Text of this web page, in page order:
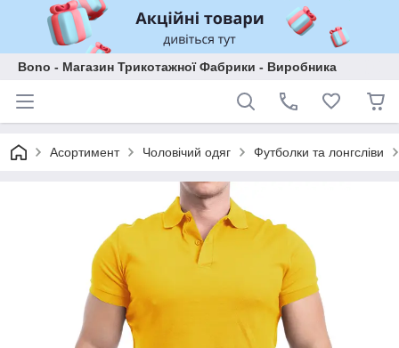
Bono - Магазин Трикотажної Фабрики - Виробника
Асортимент Чоловічий одяг Футболки та лонгсліви